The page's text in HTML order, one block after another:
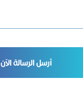
أرسل الرسالة الآن